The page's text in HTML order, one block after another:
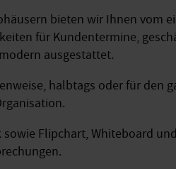
bieten wir Ihnen vom
für Kundentermine,
ausgestattet.
halbtags oder für den
Flipchart, Whiteboard